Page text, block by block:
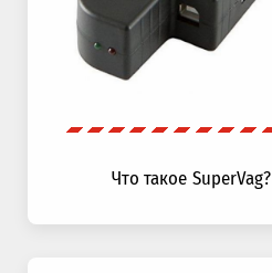
Что такое SuperVag?